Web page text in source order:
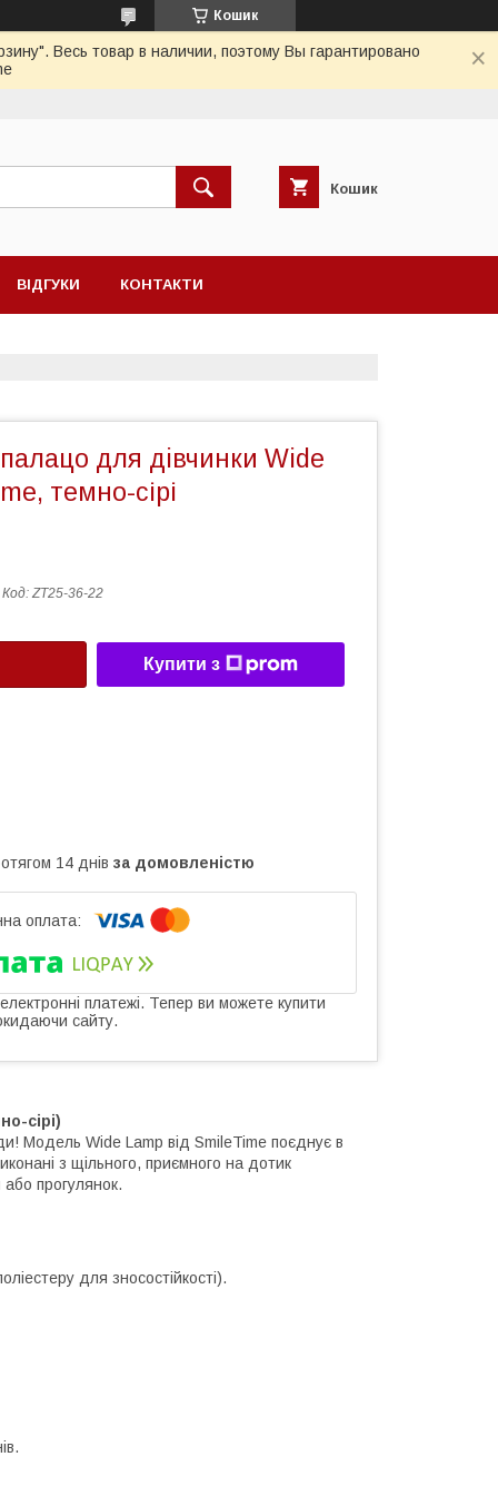
Кошик
Весь товар в наличии, поэтому Вы гарантировано
Кошик
ВІДГУКИ КОНТАКТИ
для дiвчинки Wide
темно-сірі
Код: ZT25-36-22
Купити з
14 днів за домовленістю
платежі. Тепер ви можете купити
сайту.
сірі)
Модель Wide Lamp від SmileTime поєднує в
з щільного, приємного на дотик
прогулянок.
для зносостійкості).